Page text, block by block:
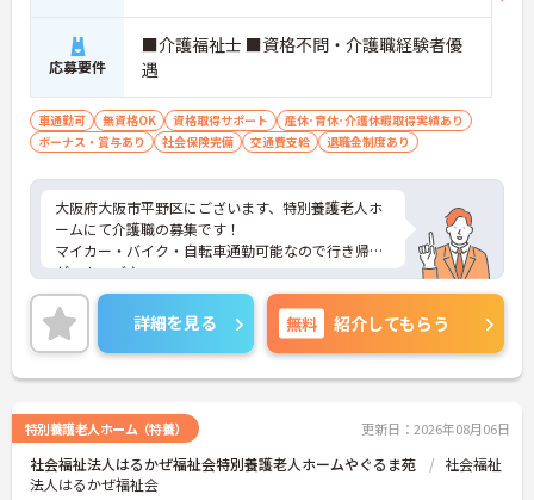
応募要件
■介護福祉士 ■資格不問・介護職経験者優
遇
車通勤可 無資格OK 資格取得サポート
産休･育休･介護休暇取得実績あり
ボーナス・賞与あり
社会保険完備 交通費支給 退職金制度あり
大阪府大阪市平野区にございます、特別養護老人ホ
ームにて介護職の募集です！
マイカー・バイク・自転車通勤可能なので行き帰り
がスムーズ♪
育児休暇制度や、その他福利厚生も整っております
ので安心して就業していただけます★
ご興味のある方は、マイナビ介護職までお問い合わ
せください。
詳細を見る 無料 紹介してもらう
特別養護老人ホーム（特養） 更新日：2026年08月06日
社会福祉法人はるかぜ福祉会特別養護老人ホームやぐるま苑
社会福祉
法人はるかぜ福祉会